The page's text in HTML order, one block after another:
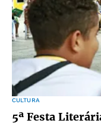
CULTURA
5ª Festa